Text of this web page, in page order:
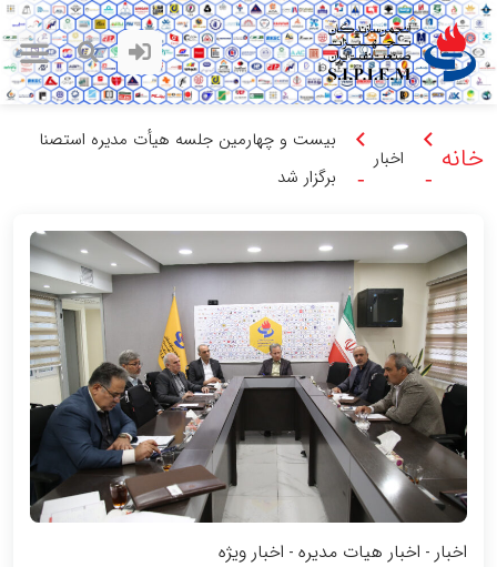
خانه -
اخبار
-
بیست و چهارمین جلسه هیأت مدیره استصنا
برگزار شد
اخبار - اخبار هیات مدیره - اخبار ویژه